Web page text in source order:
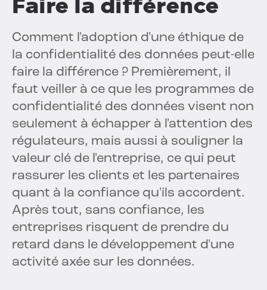
Faire la différence
Comment l'adoption d'une éthique de
la confidentialité des données peut-elle
faire la différence ? Premièrement, il
faut veiller à ce que les programmes de
confidentialité des données visent non
seulement à échapper à l'attention des
régulateurs, mais aussi à souligner la
valeur clé de l'entreprise, ce qui peut
rassurer les clients et les partenaires
quant à la confiance qu'ils accordent.
Après tout, sans confiance, les
entreprises risquent de prendre du
retard dans le développement d'une
activité axée sur les données.